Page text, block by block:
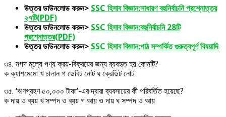
উত্তর ডাউনলোড করুন> SSC হিসাব বিজ্ঞান:সাধারণ বহুনির্বাচনি প্রশ্নোত্তর
২৭টি(PDF)
উত্তর ডাউনলোড করুন> SSC হিসাব বিজ্ঞান:বহুনির্বাচনি 28টি
প্রশ্নোত্তর(PDF)
উত্তর ডাউনলোড করুন> SSC হিসাব বিজ্ঞান:পাঠ সম্পর্কিত গুরুত্বপূর্ণ বিষয়াদি
৩৪. নগদ মূল্যে পণ্য ক্রয়-বিক্রয়ের জন্য ব্যবহৃত হয় কোনটি?
ক ক্যাশমেমো খ চালান গ ডেবিট নোট ঘ ক্রেডিট নোট
৩৫. ‘ঋণগ্রহণ ৫০,০০০ টাকা’-এর দ্বারা ব্যবসায়ের কী পরিবর্তিত হয়েছে?
ক দায় ও ব্যয় খ সম্পদ ও ব্যয় গ আয় ও দায় ঘ সম্পদ ও আয়